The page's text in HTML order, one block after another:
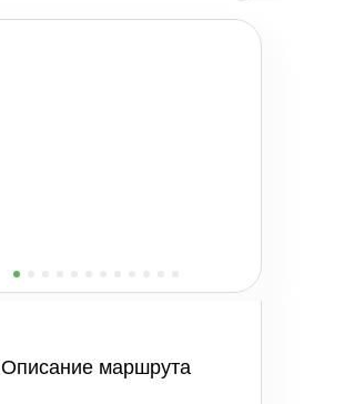
Описание маршрута